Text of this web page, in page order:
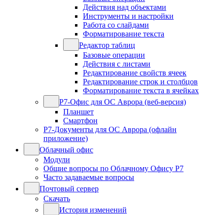
Действия над объектами
Инструменты и настройки
Работа со слайдами
Форматирование текста
Редактор таблиц
Базовые операции
Действия с листами
Редактирование свойств ячеек
Редактирование строк и столбцов
Форматирование текста в ячейках
Р7-Офис для ОС Аврора (веб-версия)
Планшет
Смартфон
Р7-Документы для ОС Аврора (офлайн
приложение)
Облачный офис
Модули
Общие вопросы по Облачному Офису Р7
Часто задаваемые вопросы
Почтовый сервер
Скачать
История изменений